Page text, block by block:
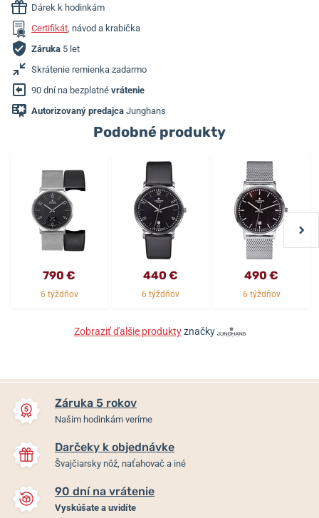
Dárek k hodinkám
Certifikát, návod a krabička
Záruka 5 let
Skrátenie remienka zadarmo
90 dní na bezplatné vrátenie
Autorizovaný predajca Junghans
Podobné produkty
790 €
6 týždňov
440 €
6 týždňov
490 €
6 týždňov
Zobraziť ďalšie produktyznačky
Záruka 5 rokov
Našim hodinkám veríme
Darčeky k objednávke
Švajčiarsky nôž, naťahovač a iné
90 dní na vrátenie
Vyskúšate a uvidíte